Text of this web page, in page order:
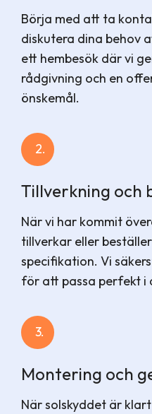
Börja med att ta
diskutera dina behov
ett hembesök där vi
rådgivning och en
önskemål.
2.
Tillverkning och
När vi har kommit
tillverkar eller
specifikation. Vi
för att passa perfekt i
3.
Montering och
När solskyddet är